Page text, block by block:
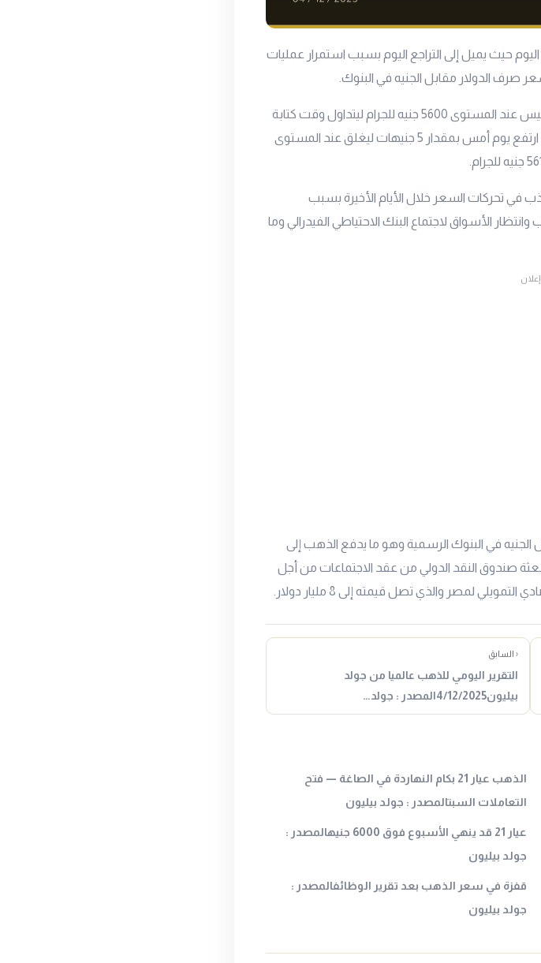
حيث يميل إلى التراجع اليوم بسبب استمرار عمليات
صرف الدولار مقابل الجنيه في البنوك.
الأكثر شيوعاً تداولات اليوم الخميس عند المستوى 5600 جنيه للجرام ليتداول وقت كتابة
التقرير عند المستوى 5610 جنيه للجرام، وذلك بعد أن ارتفع يوم أمس بمقدار 5 جنيهات ليغلق عند المستوى
في تحركات السعر خلال الأيام الأخيرة بسبب
الأسواق لاجتماع البنك الاحتياطي الفيدرالي وما
إعلان
في البنوك الرسمية وهو ما يدفع الذهب إلى
صندوق النقد الدولي من عقد الاجتماعات من أجل
لمصر والذي تصل قيمته إلى 8 مليار دولار.
‹ السابق
التقرير اليومي للذهب عالميا من جولد
بيليون4/12/2025المصدر : جولد…
الذهب عيار 21 بكام النهاردة في الصاغة — فتح
التعاملات السبتالمصدر : جولد بيليون
عيار 21 قد ينهي الأسبوع فوق 6000 جنيهالمصدر :
جولد بيليون
قفزة في سعر الذهب بعد تقرير الوظائفالمصدر :
جولد بيليون